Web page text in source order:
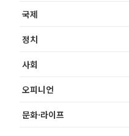
국제
정치
사회
오피니언
문화·라이프